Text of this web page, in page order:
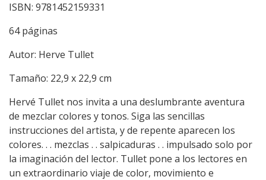
ISBN: 9781452159331
64 páginas
Autor: Herve Tullet
Tamaño: 22,9 x 22,9 cm
Hervé Tullet nos invita a una deslumbrante aventura
de mezclar colores y tonos. Siga las sencillas
instrucciones del artista, y de repente aparecen los
colores. . . mezclas . . salpicaduras . . impulsado solo por
la imaginación del lector. Tullet pone a los lectores en
un extraordinario viaje de color, movimiento e